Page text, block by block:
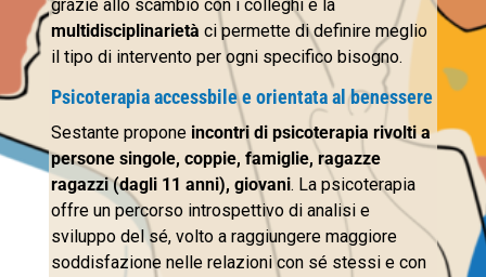
grazie allo scambio con i colleghi e la
multidisciplinarietà ci permette di definire meglio
il tipo di intervento per ogni specifico bisogno.
Psicoterapia accessbile e orientata al benessere
Sestante propone incontri di psicoterapia rivolti a
persone singole, coppie, famiglie, ragazze
ragazzi (dagli 11 anni), giovani. La psicoterapia
offre un percorso introspettivo di analisi e
sviluppo del sé, volto a raggiungere maggiore
soddisfazione nelle relazioni con sé stessi e con